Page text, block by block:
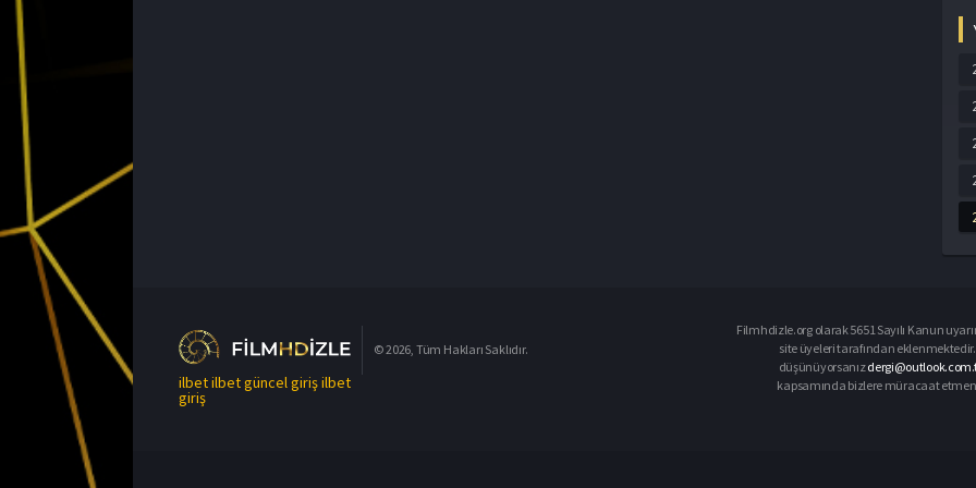
ilbetilbet güncel girişilbet
giriş
© 2026, Tüm Hakları Saklıdır.
Filmhdizle.org olarak 5651 Sayılı Kanun
site üyeleri tarafından
düşünüyorsanız
kapsamında bizlere müracaat